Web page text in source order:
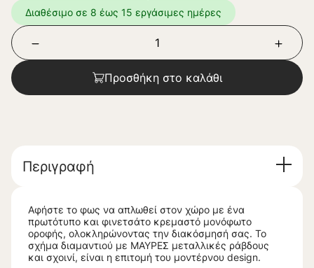
Διαθέσιμο σε 8 έως 15 εργάσιμες ημέρες
Προσθήκη στο καλάθι
Περιγραφή
Αφήστε το φως να απλωθεί στον χώρο με ένα
πρωτότυπο και φινετσάτο κρεμαστό μονόφωτο
οροφής, ολοκληρώνοντας την διακόσμησή σας. Το
σχήμα διαμαντιού με ΜΑΥΡΕΣ μεταλλικές ράβδους
και σχοινί, είναι η επιτομή του μοντέρνου design.